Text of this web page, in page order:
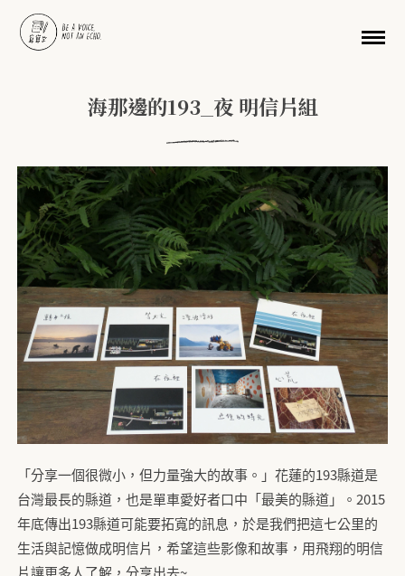
移至主內容
海那邊的193_夜 明信片組
「分享一個很微小，但力量強大的故事。」花蓮的193縣道是
台灣最長的縣道，也是單車愛好者口中「最美的縣道」。2015
年底傳出193縣道可能要拓寬的訊息，於是我們把這七公里的
生活與記憶做成明信片，希望這些影像和故事，用飛翔的明信
片讓更多人了解，分享出去~